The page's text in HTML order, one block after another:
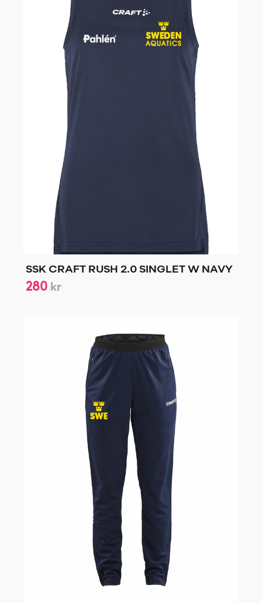
SSK CRAFT RUSH 2.0 SINGLET W NAVY
280 kr